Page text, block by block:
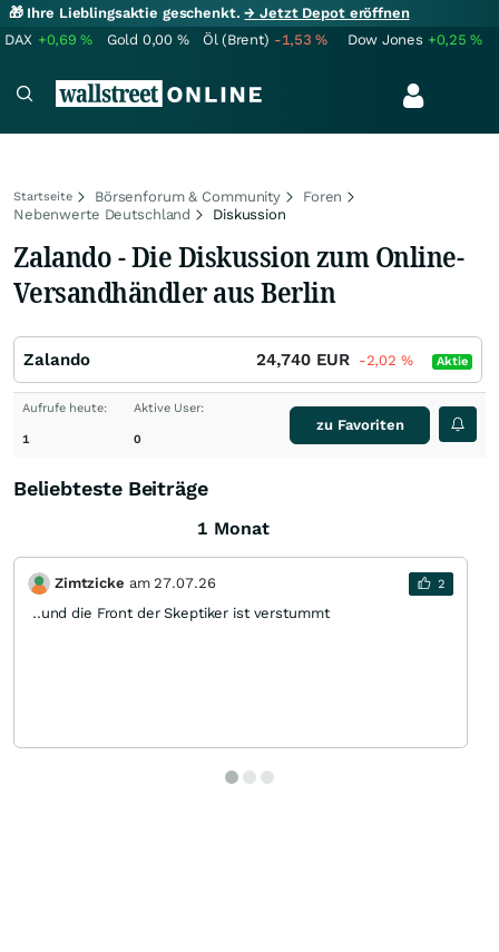
🎁 Ihre Lieblingsaktie geschenkt.→ Jetzt Depot eröffnen
DAX +0,69% Gold 0,00 % Öl (Brent) -1,53% Dow Jones +0,25%
Startseite Börsenforum & Community
Foren
Nebenwerte Deutschland
Diskussion
Zalando - Die Diskussion zum Online-
Versandhändler aus Berlin
Zalando 24,740 EUR -2,02 % Aktie
Aufrufe heute:
1
Aktive User:
0
zu Favoriten
Beliebteste Beiträge
1 Monat
Zimtzicke am 27.07.26 2
..und die Front der Skeptiker ist verstummt